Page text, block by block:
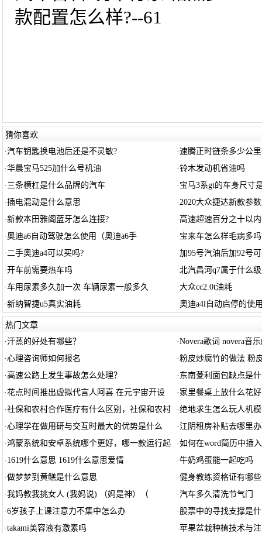
款配置怎么样?--61
猜你喜欢
·汽车钥匙换电池后还是不灵敏? ·速腾正时链条多少公
·华晨宝马525加什么号机油 ·铃木发动机省油吗
· 三条横杠是什么品牌的汽车 · 宝马3系gt的车身尺寸
·插电混动是什么意思 ·2020大众捷达新款参
·新款本田雅阁蓝牙怎么连接? · 高速超速百分之十以
·奥迪a6自动驾驶怎么使用（奥迪a6手 · 宝来车怎么样毛病多吗
·二手奥迪a4可以买吗? ·加95号汽油后加92号
·开车前需要热车吗 ·北汽昌河q7属于什么
·车用尿素多久加一次 车辆尿素一般多久 ·大众cc2.0t油耗
·新纳智捷u5真实油耗 ·奥迪a4l自动启停的使
热门文章
·汗蒸的好处有哪些？ ·Novera歌词 novera音
·心理咨询师如何报名 ·粉皮炒腐竹的做法 粉
· 高速公路上发生事故怎么处理？ · 东南菱利面包缺点是什
·花点时间推出虚拟代言人阿喜 在元宇宙开设 · 家里餐桌上放什么花
·社保和农村合作医疗有什么区别，社保和农村 ·绝地求生怎么玩人机
·心理学在做用研与交互时最大的优势是什么 ·江阴租房补贴去哪里
·鸿蒙系统和安卓系统哪个更好，哪一款运行起 ·如何在word简历中插
· 1619什么意思 1619什么意思爱情 ·牛奶鸡蛋能一起吃吗
·做梦梦到黄鳝是什么意思 ·健身教练资格证有哪些
·我妈教我挑女人 (我妈说) （妈是神）（ ·汽车多久清洗节气门
·6岁孩子上课注意力不集中怎么办 · 股票中的寻找支撑是
·takami美容液有激素吗 ·苹果盆栽种植技术与